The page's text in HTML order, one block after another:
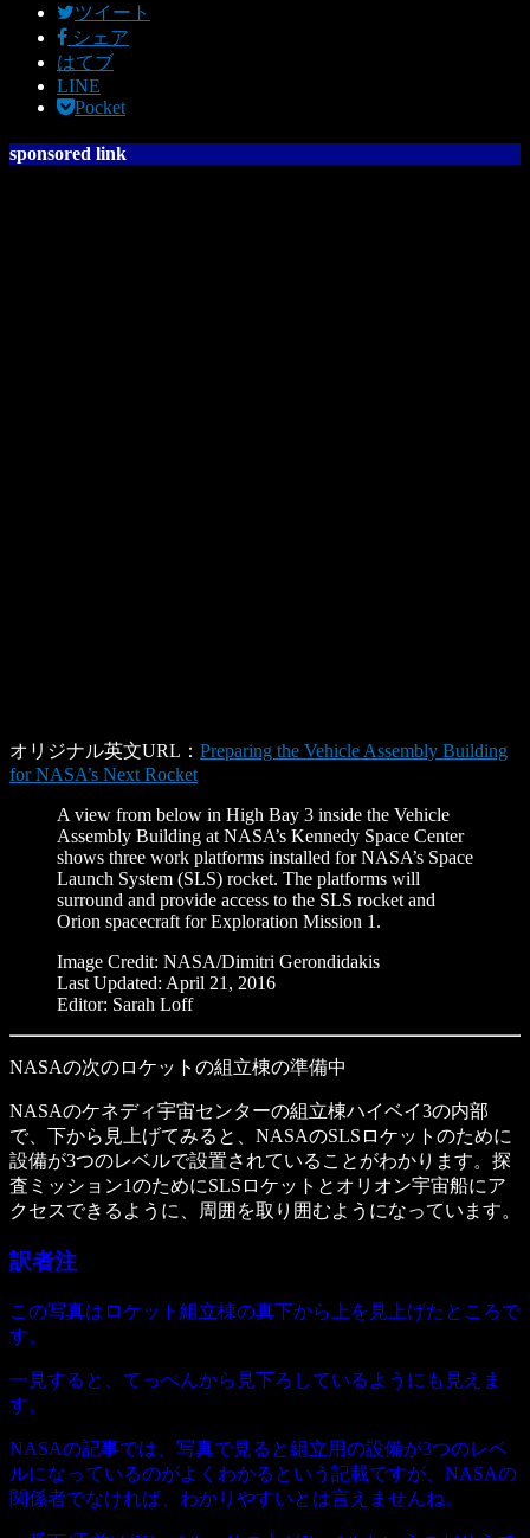
ツイート
シェア
はてブ
LINE
Pocket
sponsored link
オリジナル英文URL： Preparing the Vehicle Assembly Building
for NASA’s Next Rocket
A view from below in High Bay 3 inside the Vehicle
Assembly Building at NASA’s Kennedy Space Center
shows three work platforms installed for NASA’s Space
Launch System (SLS) rocket. The platforms will
surround and provide access to the SLS rocket and
Orion spacecraft for Exploration Mission 1.
Image Credit: NASA/Dimitri Gerondidakis
Last Updated: April 21, 2016
Editor: Sarah Loff
NASAの次のロケットの組立棟の準備中
NASAのケネディ宇宙センターの組立棟ハイベイ3の内部
で、下から見上げてみると、NASAのSLSロケットのために
設備が3つのレベルで設置されていることがわかります。探
査ミッション1のためにSLSロケットとオリオン宇宙船にア
クセスできるように、周囲を取り囲むようになっています。
訳者注
この写真はロケット組立棟の真下から上を見上げたところで
す。
一見すると、てっぺんから見下ろしているようにも見えま
す。
NASAの記事では、写真で見ると組立用の設備が3つのレベ
ルになっているのがよくわかるという記載ですが、NASAの
関係者でなければ、わかりやすいとは言えませんね。